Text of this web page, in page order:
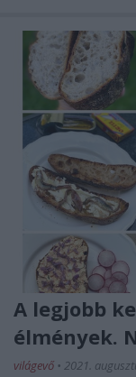
A legjobb
élmények.
világevő • 2021.